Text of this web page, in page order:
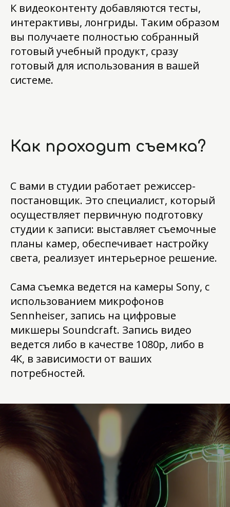
К видеоконтенту добавляются тесты,
интерактивы, лонгриды. Таким образом
вы получаете полностью собранный
готовый учебный продукт, сразу
готовый для использования в вашей
системе.
Как проходит съемка?
С вами в студии работает режиссер-
постановщик. Это специалист, который
осуществляет первичную подготовку
студии к записи: выставляет съемочные
планы камер, обеспечивает настройку
света, реализует интерьерное решение.
Сама съемка ведется на камеры Sony, с
использованием микрофонов
Sennheiser, запись на цифровые
микшеры Soundcraft. Запись видео
ведется либо в качестве 1080p, либо в
4К, в зависимости от ваших
потребностей.